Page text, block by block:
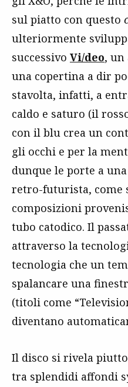
sul piatto con questo
ulteriormente
successivo Vi/deo, un
una copertina a dir
stavolta, infatti, a
caldo e saturo (il
con il blu crea un
gli occhi e per la
dunque le porte a
retro-futurista, come
composizioni
tubo catodico. Il
attraverso la
tecnologia che un
spalancare una
(titoli come
diventano
Il disco si rivela
tra splendidi affondi